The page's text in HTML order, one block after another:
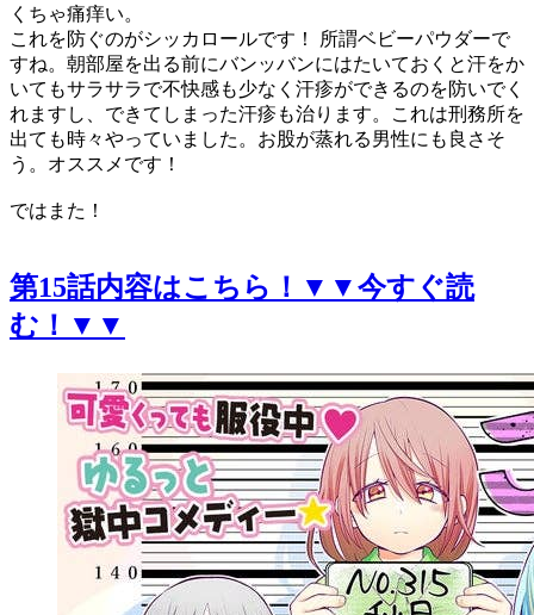
くちゃ痛痒い。
これを防ぐのがシッカロールです！ 所謂ベビーパウダーで
すね。朝部屋を出る前にバンッバンにはたいておくと汗をか
いてもサラサラで不快感も少なく汗疹ができるのを防いでく
れますし、できてしまった汗疹も治ります。これは刑務所を
出ても時々やっていました。お股が蒸れる男性にも良さそ
う。オススメです！
ではまた！
第15話内容はこちら！▼▼今すぐ読
む！▼▼